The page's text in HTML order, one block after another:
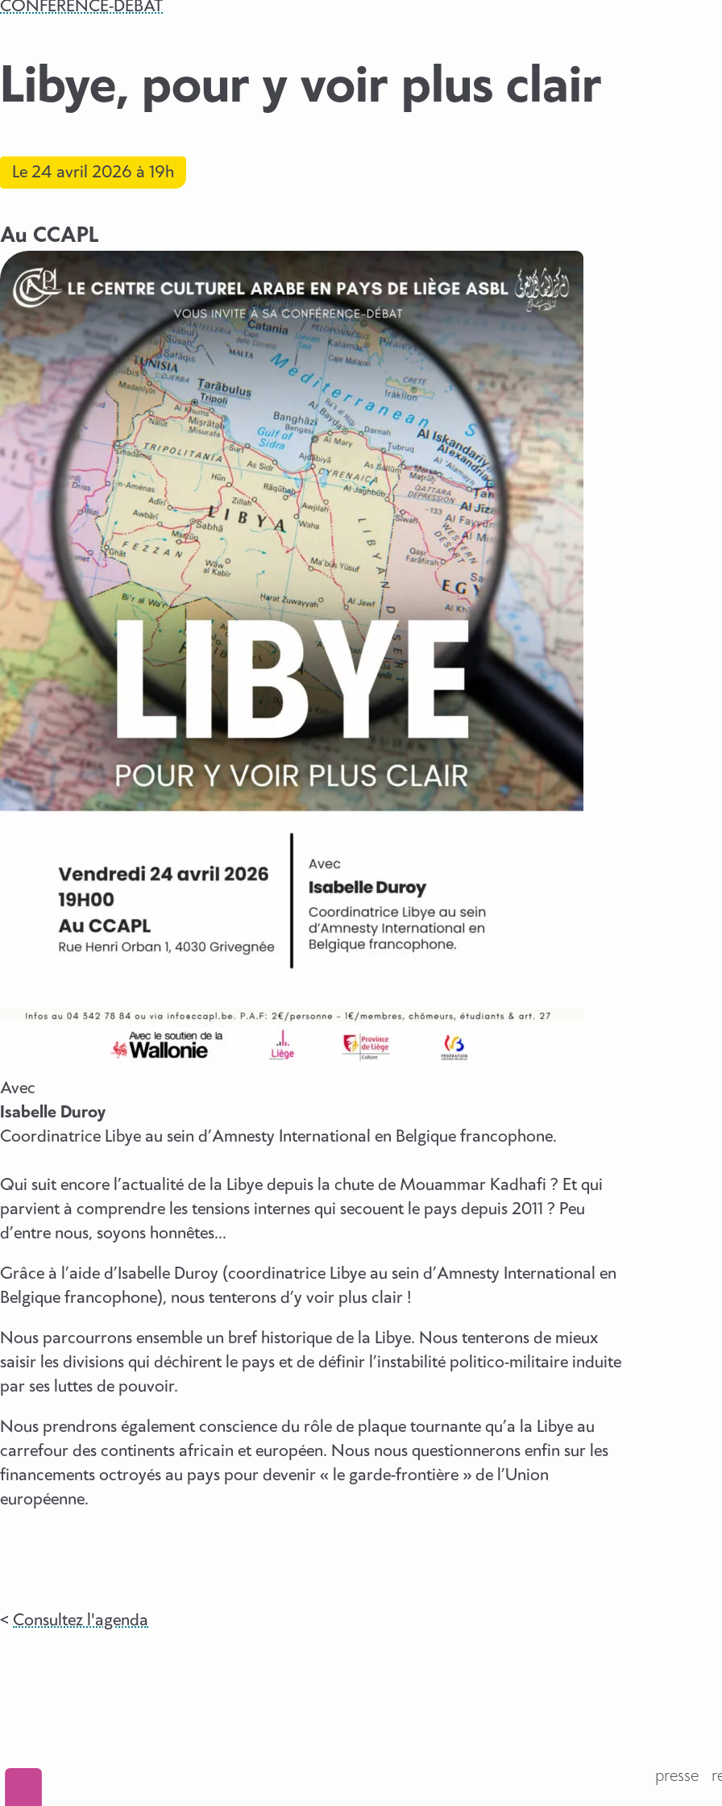
CONFÉRENCE-DÉBAT
Libye, pour y voir plus clair
Le 24 avril 2026 à 19h
Au CCAPL
Avec
Isabelle Duroy
Coordinatrice Libye au sein d’Amnesty International en Belgique francophone.
Qui suit encore l’actualité de la Libye depuis la chute de Mouammar Kadhafi ? Et qui
parvient à comprendre les tensions internes qui secouent le pays depuis 2011 ? Peu
d’entre nous, soyons honnêtes…
Grâce à l’aide d’Isabelle Duroy (coordinatrice Libye au sein d’Amnesty International en
Belgique francophone), nous tenterons d’y voir plus clair !
Nous parcourrons ensemble un bref historique de la Libye. Nous tenterons de mieux
saisir les divisions qui déchirent le pays et de définir l’instabilité politico-militaire induite
par ses luttes de pouvoir.
Nous prendrons également conscience du rôle de plaque tournante qu’a la Libye au
carrefour des continents africain et européen. Nous nous questionnerons enfin sur les
financements octroyés au pays pour devenir « le garde-frontière » de l’Union
européenne.
Consultez l'agenda
presse